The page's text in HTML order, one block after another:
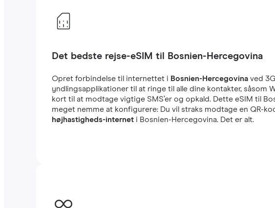
Det bedste rejse-eSIM til Bosnien-Hercegovina
Opret forbindelse til internettet i Bosnien-Hercegovina ved
yndlingsapplikationer til at ringe til alle dine kontakter, såsom
kort til at modtage vigtige SMS’er og opkald. Dette eSIM til
meget nemme at konfigurere: Du vil straks modtage en QR-
højhastigheds-internet i Bosnien-Hercegovina. Det er alt.